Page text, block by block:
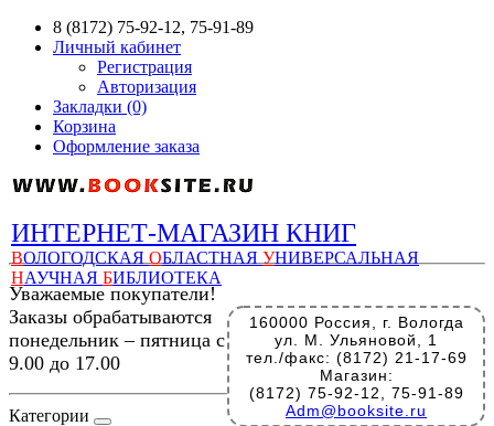
8 (8172) 75-92-12, 75-91-89
Личный кабинет
Регистрация
Авторизация
Закладки (0)
Корзина
Оформление заказа
ИНТЕРНЕТ-МАГАЗИН КНИГ
ВОЛОГОДСКАЯ ОБЛАСТНАЯ УНИВЕРСАЛЬНАЯ
НАУЧНАЯ БИБЛИОТЕКА
160000 Россия, г. Вологда
ул. М. Ульяновой, 1
тел./факс: (8172) 21-17-69
Магазин:
(8172) 75-92-12, 75-91-89
Adm@booksite.ru
Уважаемые покупатели!
Заказы обрабатываются
понедельник – пятница с
9.00 до 17.00
Категории